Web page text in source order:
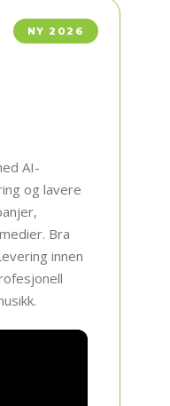
NY 2026
AI-
og lavere
Bra
innen